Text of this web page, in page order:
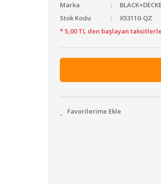
Marka
Stok Kodu
X53110-QZ
* 5,00 TL den başlayan